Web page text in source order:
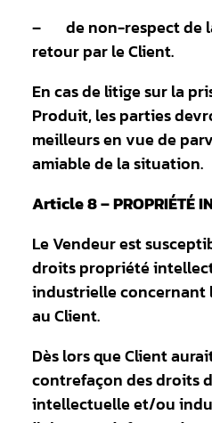
– de non-respect de
retour par le Client.
En cas de litige sur la
Produit, les parties
meilleurs en vue de
amiable de la situation.
Article 8 – PROPRIÉTÉ
Le Vendeur est
droits propriété
industrielle concernant
au Client.
Dès lors que Client
contrefaçon des droits
intellectuelle et/ou